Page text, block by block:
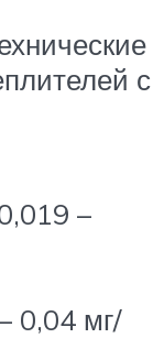
с
–
0,04 мг/